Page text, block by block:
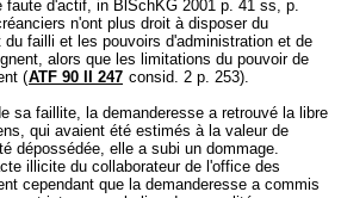
faute d'actif, in BlSchKG 2001 p. 41 ss, p.
n'ont plus droit à disposer du
failli et les pouvoirs d'administration et de
alors que les limitations du pouvoir de
(ATF 90 II 247 consid. 2 p. 253).
sa faillite, la demanderesse a retrouvé la libre
qui avaient été estimés à la valeur de
dépossédée, elle a subi un dommage.
illicite du collaborateur de l'office des
cependant que la demanderesse a commis